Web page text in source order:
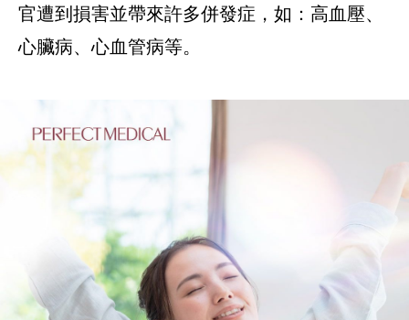
官遭到損害並帶來許多併發症，如：高血壓、
心臟病、心血管病等。